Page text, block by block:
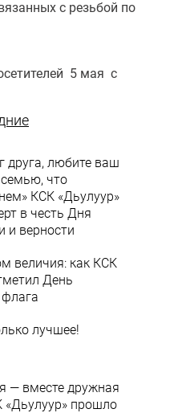
с резьбой по
5 мая с
друга, любите ваш
что
КСК «Дьулуур»
в честь Дня
и верности
величия: как КСК
День
флага
лучшее!
— вместе дружная
прошло